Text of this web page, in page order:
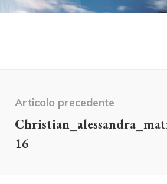
articolo
Articolo precedente
16